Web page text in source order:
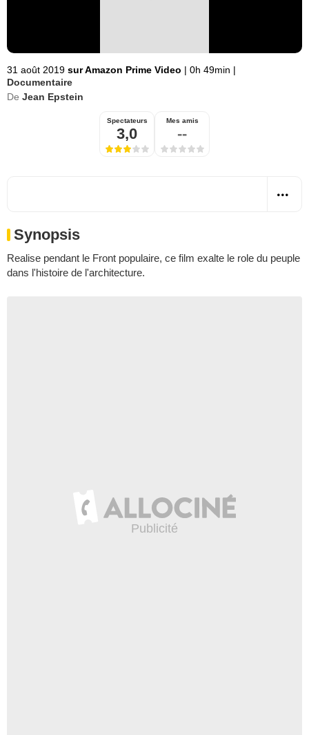
31 août 2019 sur Amazon Prime Video | 0h 49min |
Documentaire
De Jean Epstein
Spectateurs
3,0
Mes amis
--
Synopsis
Realise pendant le Front populaire, ce film exalte le role du peuple
dans l'histoire de l'architecture.